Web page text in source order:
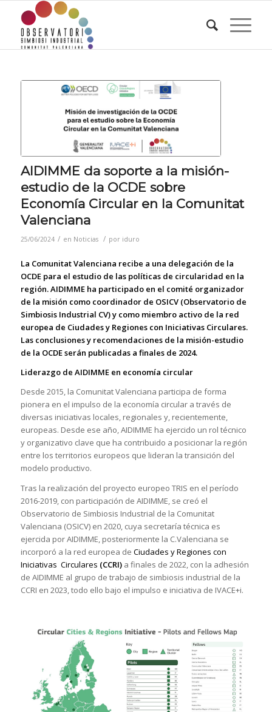
AIDIMME da soporte a la misión-
estudio de la OCDE sobre
Economía Circular en la Comunitat
Valenciana
25/06/2024 / en Noticias / por iduro
La Comunitat Valenciana recibe a una delegación de la
OCDE para el estudio de las políticas de circularidad en la
región. AIDIMME ha participado en el comité organizador
de la misión como coordinador de OSICV (Observatorio de
Simbiosis Industrial CV) y como miembro activo de la red
europea de Ciudades y Regiones con Iniciativas Circulares.
Las conclusiones y recomendaciones de la misión-estudio
de la OCDE serán publicadas a finales de 2024.
Liderazgo de AIDIMME en economía circular
Desde 2015, la Comunitat Valenciana participa de forma
pionera en el impulso de la economía circular a través de
diversas iniciativas locales, regionales y, recientemente,
europeas. Desde ese año, AIDIMME ha ejercido un rol técnico
y organizativo clave que ha contribuido a posicionar la región
entre los territorios europeos que lideran la transición del
modelo productivo.
Tras la realización del proyecto europeo TRIS en el período
2016-2019, con participación de AIDIMME, se creó el
Observatorio de Simbiosis Industrial de la Comunitat
Valenciana (OSICV) en 2020, cuya secretaría técnica es
ejercida por AIDIMME, posteriormente la C.Valenciana se
incorporó a la red europea de Ciudades y Regiones con
Iniciativas Circulares (CCRI)a finales de 2022, con la adhesión
de AIDIMME al grupo de trabajo de simbiosis industrial de la
CCRI en 2023, todo ello bajo el impulso e iniciativa de IVACE+i.